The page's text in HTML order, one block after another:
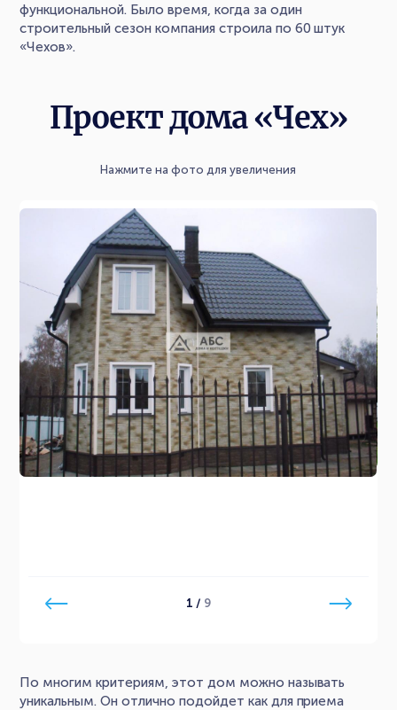
функциональной. Было время, когда за один
строительный сезон компания строила по 60 штук
«Чехов».
Проект дома «Чех»
Нажмите на фото для увеличения
1 / 9
По многим критериям, этот дом можно называть
уникальным. Он отлично подойдет как для приема